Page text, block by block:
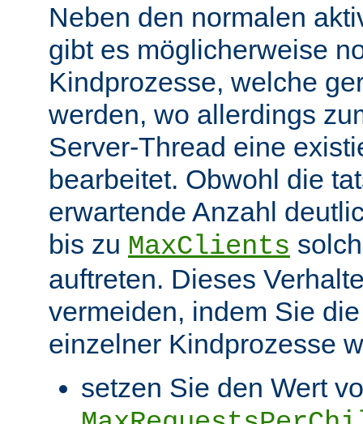
Neben den normalen
gibt es möglicherweise
Kindprozesse, welche
werden, wo allerdings
Server-Thread eine
bearbeitet. Obwohl die
erwartende Anzahl
bis zu MaxClients
auftreten. Dieses
vermeiden, indem Sie
einzelner Kindprozesse
setzen Sie den Wert